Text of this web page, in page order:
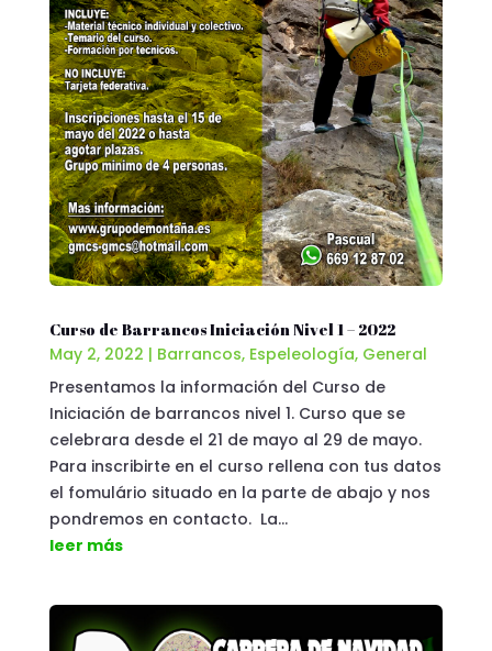
Curso de Barrancos Iniciación Nivel 1 – 2022
May 2, 2022 | Barrancos, Espeleología, General
Presentamos la información del Curso de
Iniciación de barrancos nivel 1. Curso que se
celebrara desde el 21 de mayo al 29 de mayo.
Para inscribirte en el curso rellena con tus datos
el fomulário situado en la parte de abajo y nos
pondremos en contacto. La...
leer más